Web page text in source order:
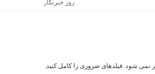
نمی شود. فیلدهای ضروری را کامل کنید.